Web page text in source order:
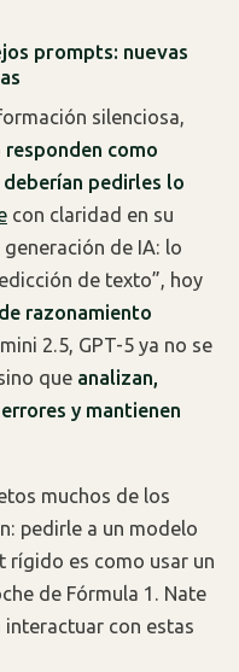
prompts: nuevas
silenciosa,
responden como
pedirles lo
con claridad en su
de IA: lo
de texto”, hoy
razonamiento
2.5, GPT-5 ya no se
que analizan,
y mantienen
muchos de los
pedirle a un modelo
rígido es como usar un
de Fórmula 1. Nate
con estas